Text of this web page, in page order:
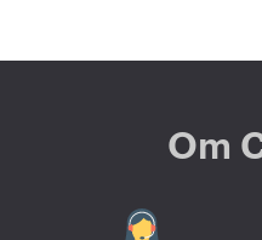
Om